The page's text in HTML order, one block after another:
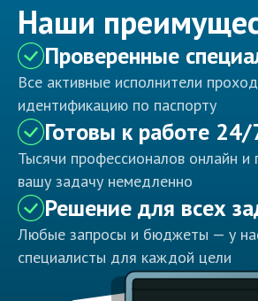
Наши
Проверенные
Все активные исполнители
идентификацию по паспорту
Готовы к работе 24/
Тысячи профессионалов онлайн и
вашу задачу немедленно
Решение для всех
Любые запросы и бюджеты — у
специалисты для каждой цели